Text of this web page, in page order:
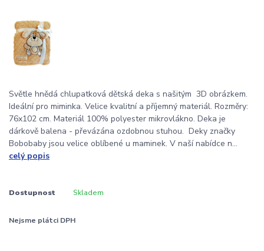
Světle hnědá chlupatková dětská deka s našitým 3D obrázkem.
Ideální pro miminka. Velice kvalitní a příjemný materiál. Rozměry:
76x102 cm. Materiál 100% polyester mikrovlákno. Deka je
dárkově balena - převázána ozdobnou stuhou. Deky značky
Bobobaby jsou velice oblíbené u maminek. V naší nabídce n...
celý popis
Dostupnost Skladem
Nejsme plátci DPH